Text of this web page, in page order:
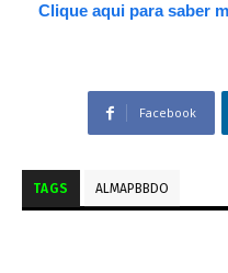
Clique aqui para saber
Facebook
TAGS ALMAPBBDO